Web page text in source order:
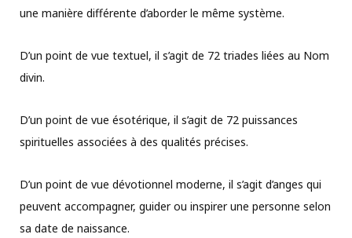
une manière différente d’aborder le même système.
D’un point de vue textuel, il s’agit de 72 triades liées au Nom
divin.
D’un point de vue ésotérique, il s’agit de 72 puissances
spirituelles associées à des qualités précises.
D’un point de vue dévotionnel moderne, il s’agit d’anges qui
peuvent accompagner, guider ou inspirer une personne selon
sa date de naissance.